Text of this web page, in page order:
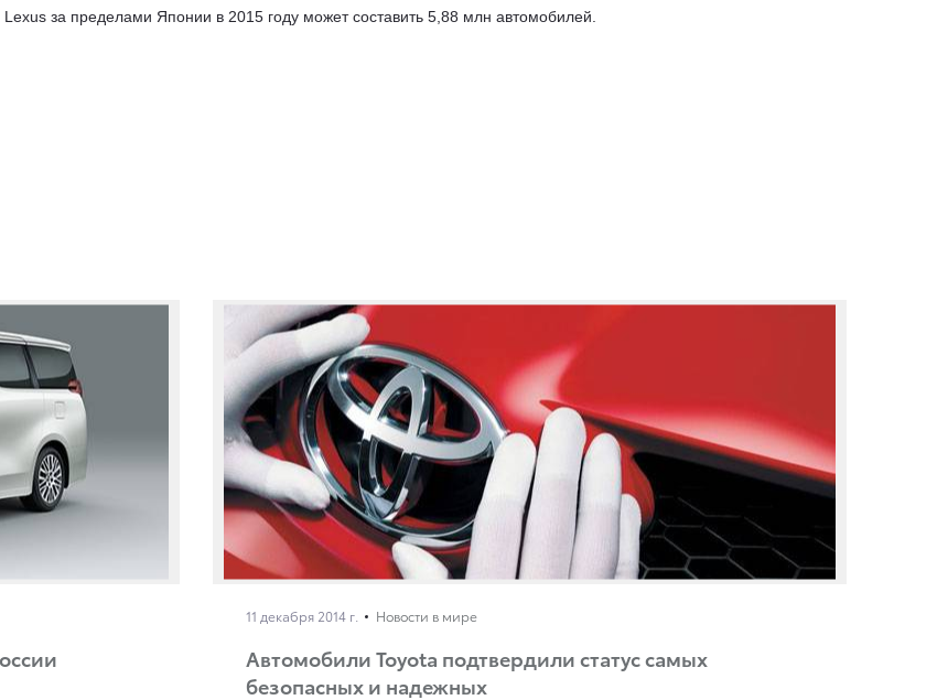
за пределами Японии в 2015 году может составить 5,88 млн автомобилей.
11 декабря 2014 г. Новости в мире
Автомобили Toyota подтвердили статус самых
безопасных и надежных